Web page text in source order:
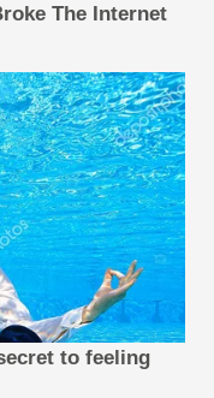
The Internet
to feeling